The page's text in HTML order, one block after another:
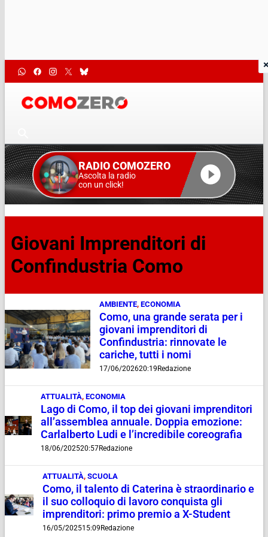
RADIO COMOZERO
Ascolta la radio
con un click!
Giovani Imprenditori di
Confindustria Como
AMBIENTE, ECONOMIA
Como, una grande serata per i
giovani imprenditori di
Confindustria: rinnovate le
cariche, tutti i nomi
17/06/202620:19Redazione
ATTUALITÀ,ECONOMIA
Lago di Como, il top dei giovani imprenditori
all’assemblea annuale. Doppia emozione:
Carlalberto Ludi e l’incredibile coreografia
18/06/202520:57Redazione
ATTUALITÀ, SCUOLA
Como, il talento di Caterina è straordinario e
il suo colloquio di lavoro conquista gli
imprenditori: primo premio a X-Student
16/05/202515:09Redazione